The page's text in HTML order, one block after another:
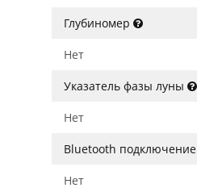
Глубиномер
Нет
Указатель фазы луны
Нет
Bluetooth подключение
Нет